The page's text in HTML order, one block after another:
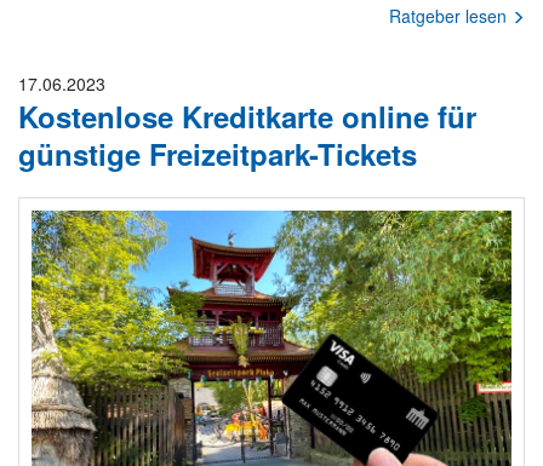
Ratgeber lesen
17.06.2023
Kostenlose Kreditkarte online für
günstige Freizeitpark-Tickets